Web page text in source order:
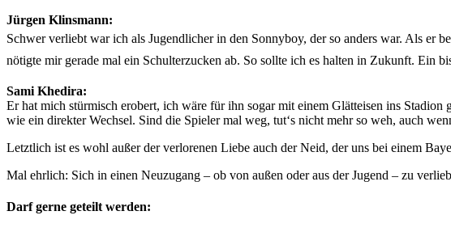
Jürgen Klinsmann:
Schwer verliebt war ich als Jugendlicher in den Sonnyboy, der so anders war. Als er
nötigte mir gerade mal ein Schulterzucken ab. So sollte ich es halten in Zukunft. Ein
Sami Khedira:
Er hat mich stürmisch erobert, ich wäre für ihn sogar mit einem Glätteisen ins Stadion
wie ein direkter Wechsel. Sind die Spieler mal weg, tut‘s nicht mehr so weh, auch
Letztlich ist es wohl außer der verlorenen Liebe auch der Neid, der uns bei einem
Mal ehrlich: Sich in einen Neuzugang – ob von außen oder aus der Jugend – zu
Darf gerne geteilt werden: